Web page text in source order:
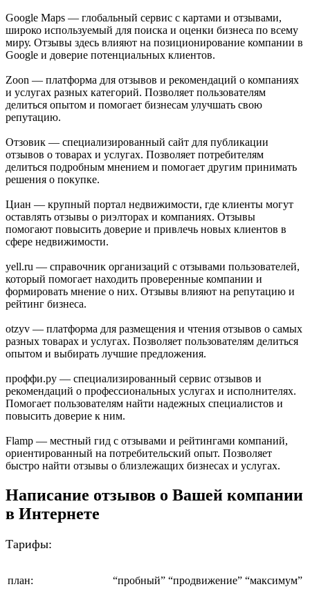
Google Maps — глобальный сервис с картами и отзывами,
широко используемый для поиска и оценки бизнеса по всему
миру. Отзывы здесь влияют на позиционирование компании в
Google и доверие потенциальных клиентов.
Zoon — платформа для отзывов и рекомендаций о компаниях
и услугах разных категорий. Позволяет пользователям
делиться опытом и помогает бизнесам улучшать свою
репутацию.
Отзовик — специализированный сайт для публикации
отзывов о товарах и услугах. Позволяет потребителям
делиться подробным мнением и помогает другим принимать
решения о покупке.
Циан — крупный портал недвижимости, где клиенты могут
оставлять отзывы о риэлторах и компаниях. Отзывы
помогают повысить доверие и привлечь новых клиентов в
сфере недвижимости.
yell.ru — справочник организаций с отзывами пользователей,
который помогает находить проверенные компании и
формировать мнение о них. Отзывы влияют на репутацию и
рейтинг бизнеса.
otzyv — платформа для размещения и чтения отзывов о самых
разных товарах и услугах. Позволяет пользователям делиться
опытом и выбирать лучшие предложения.
проффи.ру — специализированный сервис отзывов и
рекомендаций о профессиональных услугах и исполнителях.
Помогает пользователям найти надежных специалистов и
повысить доверие к ним.
Flamp — местный гид с отзывами и рейтингами компаний,
ориентированный на потребительский опыт. Позволяет
быстро найти отзывы о близлежащих бизнесах и услугах.
Написание отзывов о Вашей компании
в Интернете
Тарифы:
план: “пробный” “продвижение” “максимум”